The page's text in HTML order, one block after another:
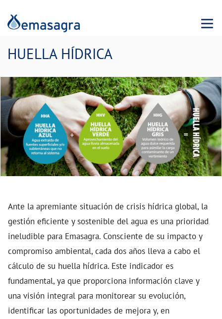
Menu
HUELLA HÍDRICA
Ante la apremiante situación de crisis hídrica global, la
gestión eficiente y sostenible del agua es una prioridad
ineludible para Emasagra. Consciente de su impacto y
compromiso ambiental, cada dos años lleva a cabo el
cálculo de su huella hídrica. Este indicador es
fundamental, ya que proporciona información clave y
una visión integral para monitorear su evolución,
identificar las oportunidades de mejora y, en